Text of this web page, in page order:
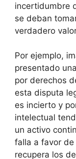
incertidumbre
se deban
verdadero
Por ejemplo,
presentado
por derechos
esta disputa
es incierto y
intelectual
un activo
falla a favor
recupera los